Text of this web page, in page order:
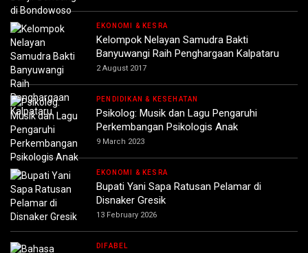
EKONOMI & KESRA
Kelompok Nelayan Samudra Bakti
Banyuwangi Raih Penghargaan Kalpataru
2 August 2017
PENDIDIKAN & KESEHATAN
Psikolog: Musik dan Lagu Pengaruhi
Perkembangan Psikologis Anak
9 March 2023
EKONOMI & KESRA
Bupati Yani Sapa Ratusan Pelamar di
Disnaker Gresik
13 February 2026
DIFABEL